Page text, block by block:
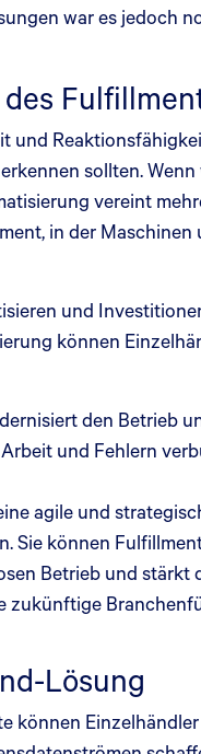
war es jedoch
und
sollten.
vereint
in der
und
können
den Betrieb
und Fehlern
agile und
können
Betrieb und
zukünftige
Lösung